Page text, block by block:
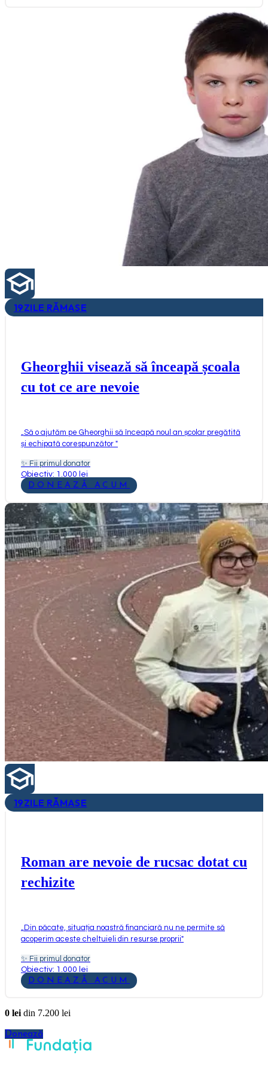
19ZILE RĂMASE
Gheorghii visează să înceapă școala
cu tot ce are nevoie
Să o ajutăm pe Gheorghii să înceapă noul an școlar pregătită
și echipată corespunzător "
✨ Fii primul donator
Obiectiv: 1.000 lei
DONEAZĂ ACUM
19ZILE RĂMASE
Roman are nevoie de rucsac dotat cu
rechizite
Din păcate, situația noastră financiară nu ne permite să
acoperim aceste cheltuieli din resurse proprii"
✨ Fii primul donator
Obiectiv: 1.000 lei
DONEAZĂ ACUM
0 lei din 7.200 lei
Donează